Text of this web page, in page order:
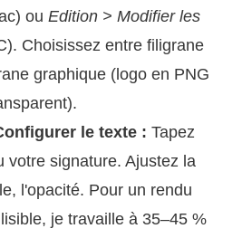
ou Edition > Modifier les
Choisissez entre filigrane
graphique (logo en PNG
le texte : Tapez
votre signature. Ajustez la
l'opacité. Pour un rendu
je travaille à 35–45 %